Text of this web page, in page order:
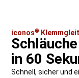
iconos®
in 60
Schnell, sicher und